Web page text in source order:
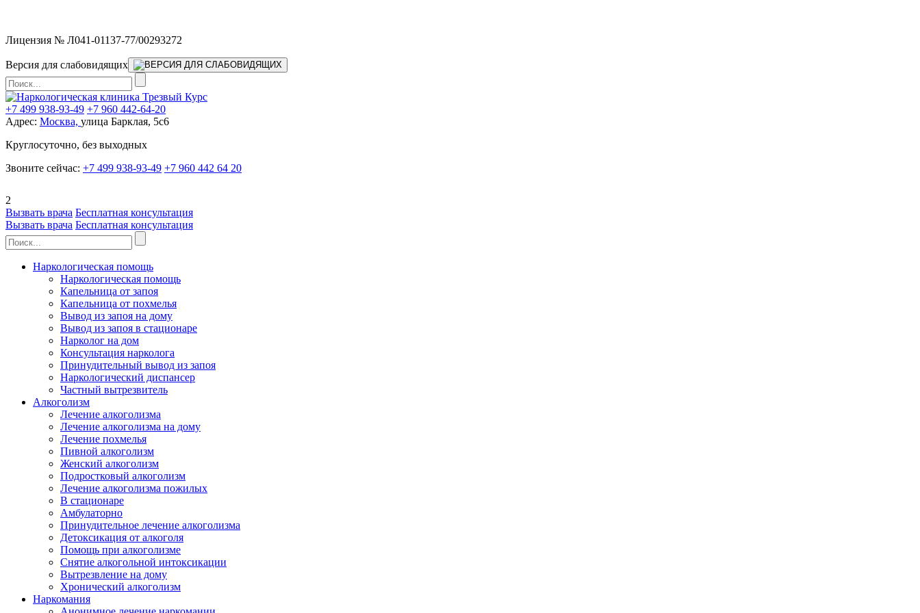
Лицензия № Л041-01137-77/00293272
Версия для слабовидящих
+7 499 938-93-49 +7 960 442-64-20
Адрес: Москва, улица Барклая, 5с6
Круглосуточно, без выходных
Звоните сейчас: +7 499 938-93-49 +7 960 442 64 20
2
Вызвать врача Бесплатная консультация
Вызвать врача Бесплатная консультация
Наркологическая помощь
Наркологическая помощь
Капельница от запоя
Капельница от похмелья
Вывод из запоя на дому
Вывод из запоя в стационаре
Нарколог на дом
Консультация нарколога
Принудительный вывод из запоя
Наркологический диспансер
Частный вытрезвитель
Алкоголизм
Лечение алкоголизма
Лечение алкоголизма на дому
Лечение похмелья
Пивной алкоголизм
Женский алкоголизм
Подростковый алкоголизм
Лечение алкоголизма пожилых
В стационаре
Амбулаторно
Принудительное лечение алкоголизма
Детоксикация от алкоголя
Помощь при алкоголизме
Снятие алкогольной интоксикации
Вытрезвление на дому
Хронический алкоголизм
Наркомания